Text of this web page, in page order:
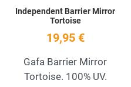
Independent Barrier Mirror
Tortoise
19,95 €
Gafa Barrier Mirror
Tortoise. 100% UV.